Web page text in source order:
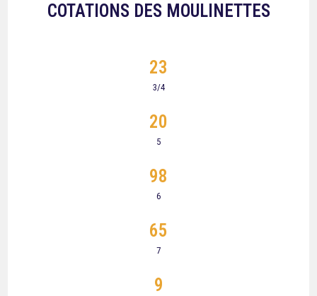
COTATIONS DES MOULINETTES
3/4
23
5
20
6
98
7
65
9